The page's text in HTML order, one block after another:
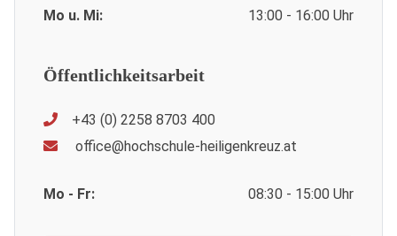
Mo u. Mi:
13:00 - 16:00 Uhr
Öffentlichkeitsarbeit
+43 (0) 2258 8703 400
office@hochschule-heiligenkreuz.at
Mo - Fr: 08:30 - 15:00 Uhr